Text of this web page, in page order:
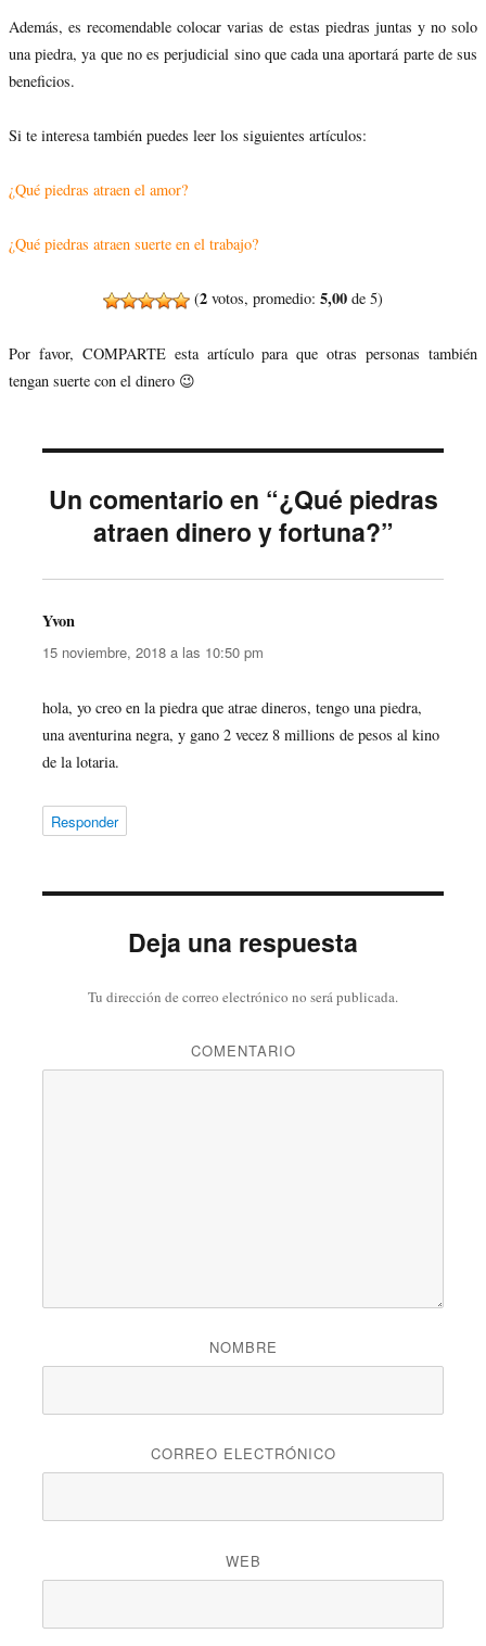
Además, es recomendable colocar varias de estas piedras juntas y no solo
una piedra, ya que no es perjudicial sino que cada una aportará parte de sus
beneficios.
Si te interesa también puedes leer los siguientes artículos:
¿Qué piedras atraen el amor?
¿Qué piedras atraen suerte en el trabajo?
(2 votos, promedio: 5,00 de 5)
Por favor, COMPARTE esta artículo para que otras personas también
tengan suerte con el dinero 😉
Un comentario en “¿Qué piedras
atraen dinero y fortuna?”
Yvondice:
15 noviembre, 2018 a las 10:50 pm
hola, yo creo en la piedra que atrae dineros, tengo una piedra,
una aventurina negra, y gano 2 vecez 8 millions de pesos al kino
de la lotaria.
Responder
Deja una respuesta
Tu dirección de correo electrónico no será publicada.
COMENTARIO
NOMBRE
CORREO ELECTRÓNICO
WEB